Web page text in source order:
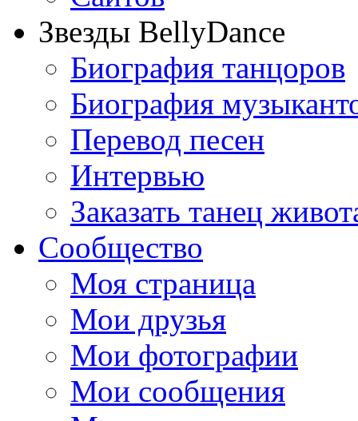
Звезды BellyDance
Биография танцоров
Биография
Перевод песен
Интервью
Заказать танец
Сообщество
Моя страница
Мои друзья
Мои фотографии
Мои сообщения